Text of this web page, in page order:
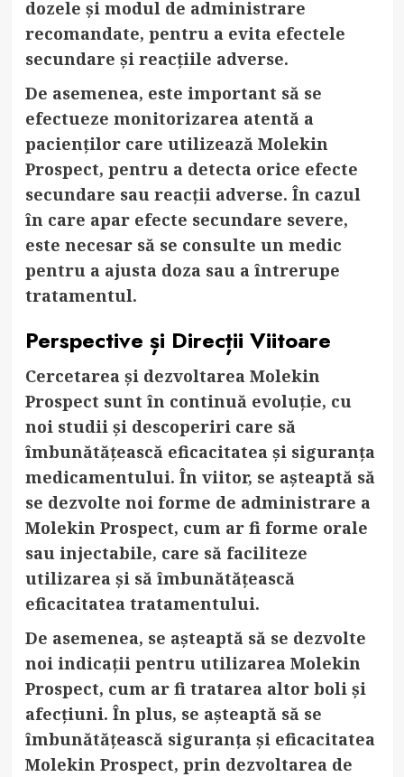
dozele și modul de administrare
recomandate, pentru a evita efectele
secundare și reacțiile adverse.
De asemenea, este important să se
efectueze monitorizarea atentă a
pacienților care utilizează Molekin
Prospect, pentru a detecta orice efecte
secundare sau reacții adverse. În cazul
în care apar efecte secundare severe,
este necesar să se consulte un medic
pentru a ajusta doza sau a întrerupe
tratamentul.
Perspective și Direcții Viitoare
Cercetarea și dezvoltarea Molekin
Prospect sunt în continuă evoluție, cu
noi studii și descoperiri care să
îmbunătățească eficacitatea și siguranța
medicamentului. În viitor, se așteaptă să
se dezvolte noi forme de administrare a
Molekin Prospect, cum ar fi forme orale
sau injectabile, care să faciliteze
utilizarea și să îmbunătățească
eficacitatea tratamentului.
De asemenea, se așteaptă să se dezvolte
noi indicații pentru utilizarea Molekin
Prospect, cum ar fi tratarea altor boli și
afecțiuni. În plus, se așteaptă să se
îmbunătățească siguranța și eficacitatea
Molekin Prospect, prin dezvoltarea de